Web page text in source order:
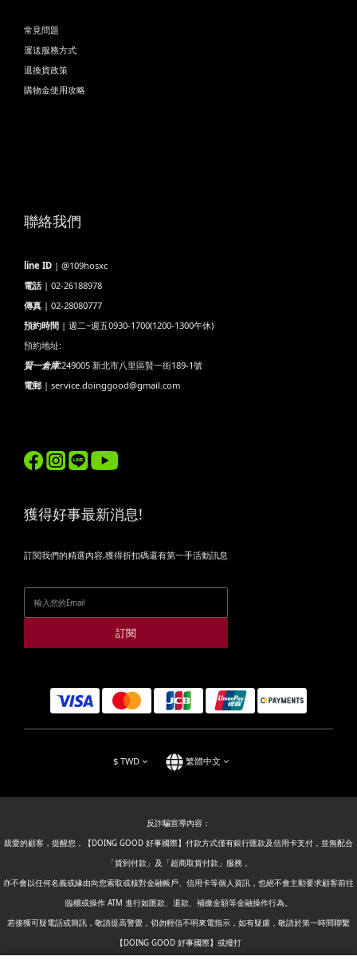
常見問題
運送服務方式
退換貨政策
購物金使用攻略
聯絡我們
line ID | @109hosxc
電話 | 02-26188978
傳真 | 02-28080777
預約時間 | 週二~週五0930-1700(1200-1300午休)
預約地址:
賢一倉庫:249005 新北市八里區賢一街189-1號
電郵 | service.doinggood@gmail.com
獲得好事最新消息!
訂閱我們的精選內容,獲得折扣碼還有第一手活動訊息
訂閱
$ TWD 繁體中文
反詐騙宣導內容：
親愛的顧客，提醒您，【DOING GOOD 好事國際】付款方式僅有銀行匯款及信用卡支付，並無配合
「貨到付款」及「超商取貨付款」服務，
亦不會以任何名義或緣由向您索取或核對金融帳戶、信用卡等個人資訊，也絕不會主動要求顧客前往
臨櫃或操作 ATM 進行如匯款、退款、補繳金額等金融操作行為。
若接獲可疑電話或簡訊，敬請提高警覺，切勿輕信不明來電指示，如有疑慮，敬請於第一時間聯繫
【DOING GOOD 好事國際】或撥打